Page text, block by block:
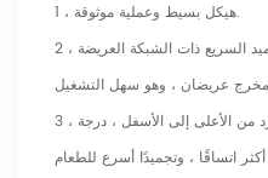
1 ، هيكل بسيط وعملية موثوقة.
2 ، مقارنة بالنوع اللولبي ، فإن آلة التجميد السريع ذات الشبكة العريضة
3 ، تنظيم فريد لتدفق الهواء ، هواء بارد من الأعلى إلى الأسفل ، درجة